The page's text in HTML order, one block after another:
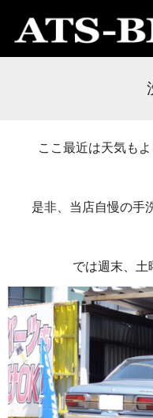
ここ最近は天気も
是非、当店自慢の手
では週末、土